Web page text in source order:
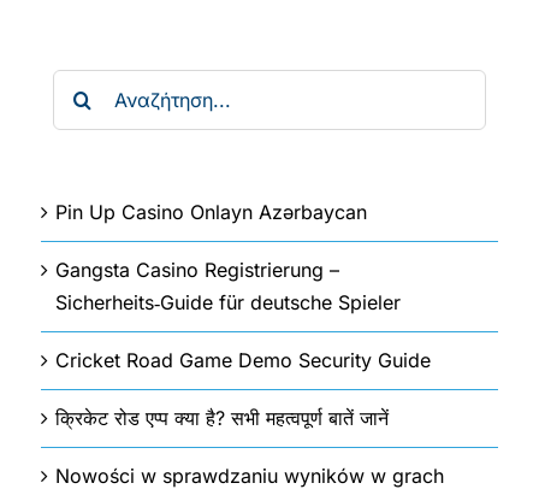
Pin Up Casino Onlayn Azərbaycan
Gangsta Casino Registrierung –
Sicherheits‑Guide für deutsche Spieler
Cricket Road Game Demo Security Guide
क्रिकेट रोड एप्प क्या है? सभी महत्वपूर्ण बातें जानें
Nowości w sprawdzaniu wyników w grach